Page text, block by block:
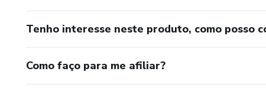
Tenho interesse neste produto, como posso
Como faço para me afiliar?